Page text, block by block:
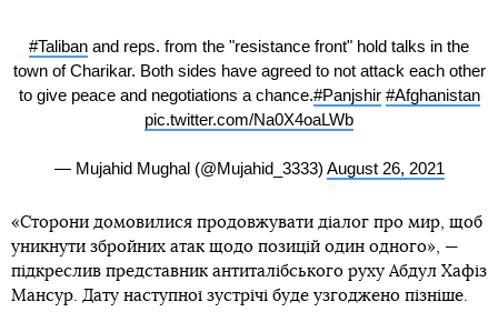
#Taliban and reps. from the "resistance front" hold talks in the
town of Charikar. Both sides have agreed to not attack each other
to give peace and negotiations a chance.#Panjshir #Afghanistan
pic.twitter.com/Na0X4oaLWb
— Mujahid Mughal (@Mujahid_3333) August 26, 2021
«Сторони домовилися продовжувати діалог про мир, щоб
уникнути збройних атак щодо позицій один одного», —
підкреслив представник антиталібського руху Абдул Хафіз
Мансур. Дату наступної зустрічі буде узгоджено пізніше.